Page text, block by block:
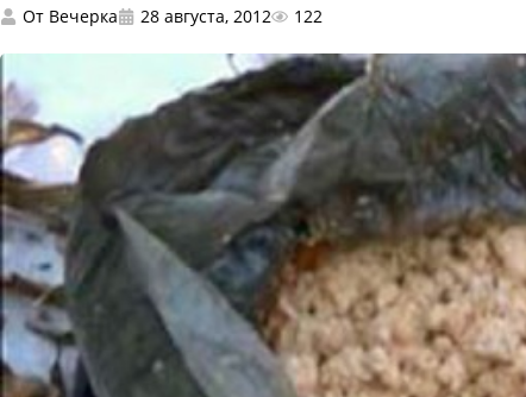
От Вечерка 28 августа, 2012 122